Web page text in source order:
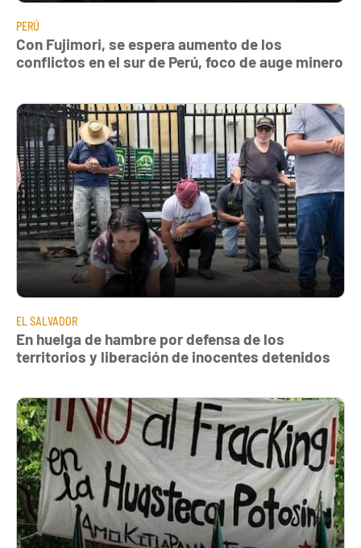
PERÚ
Con Fujimori, se espera aumento de los
conflictos en el sur de Perú, foco de auge minero
EL SALVADOR
En huelga de hambre por defensa de los
territorios y liberación de inocentes detenidos